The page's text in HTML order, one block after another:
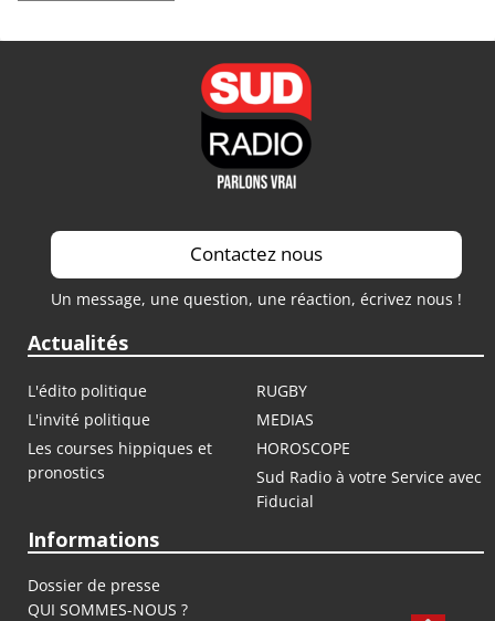
Contactez nous
Un message, une question, une réaction, écrivez nous !
Actualités
L'édito politique
RUGBY
L'invité politique
MEDIAS
Les courses hippiques et
pronostics
HOROSCOPE
Sud Radio à votre Service avec
Fiducial
Informations
Dossier de presse
QUI SOMMES-NOUS ?